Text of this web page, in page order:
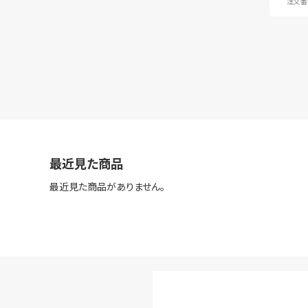
最近見た商品
最近見た商品がありません。